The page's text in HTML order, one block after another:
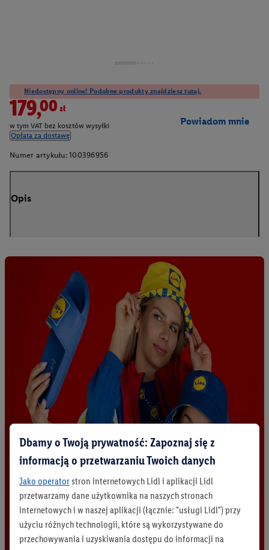
Niedostępny online! Podobne produkty znajdziesz tutaj.
179,00zł
w tym VAT bez kosztów wysyłki
Opłata za dostawę
Powiadom mnie
Numer artykułu: 100396956
Opis
Dbamy o Twoją prywatność: Zapoznaj się z
informacją o przetwarzaniu Twoich danych
Jako operatorstron internetowych Lidl i aplikacji Lidl
przetwarzamy dane użytkownika na naszych stronach
internetowych i w naszej aplikacji (łącznie: "usługi Lidl") przy
użyciu różnych technologii, które są wykorzystywane do
przechowywania i uzyskiwania dostępu do informacji na